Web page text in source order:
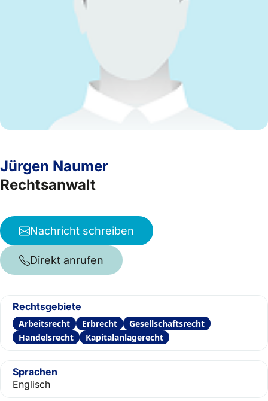
Jürgen Naumer
Rechtsanwalt
Nachricht schreiben
Direkt anrufen
Rechtsgebiete
Arbeitsrecht Erbrecht
Gesellschaftsrecht
Handelsrecht
Kapitalanlagerecht
Sprachen
Englisch